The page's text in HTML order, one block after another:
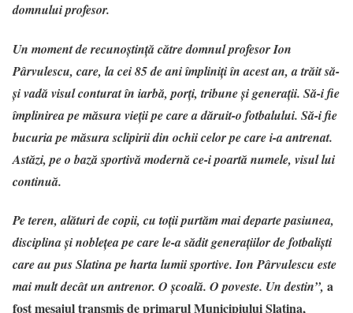
domnului profesor.
Un moment de recunoștință către domnul profesor Ion
Pârvulescu, care, la cei 85 de ani împliniți în acest an, a trăit să-
și vadă visul conturat în iarbă, porți, tribune și generații. Să-i fie
împlinirea pe măsura vieții pe care a dăruit-o fotbalului. Să-i fie
bucuria pe măsura sclipirii din ochii celor pe care i-a antrenat.
Astăzi, pe o bază sportivă modernă ce-i poartă numele, visul lui
continuă.
Pe teren, alături de copii, cu toții purtăm mai departe pasiunea,
disciplina și noblețea pe care le-a sădit generațiilor de fotbaliști
care au pus Slatina pe harta lumii sportive. Ion Pârvulescu este
mai mult decât un antrenor. O școală. O poveste. Un destin”, a
fost mesajul transmis de primarul Municipiului Slatina,